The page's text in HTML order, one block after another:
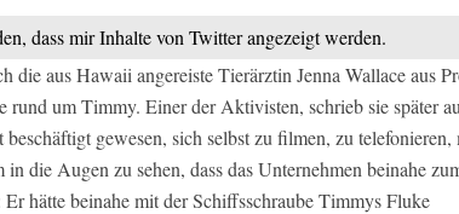
dass mir Inhalte von Twitter angezeigt werden.
die aus Hawaii angereiste Tierärztin Jenna Wallace aus
rund um Timmy. Einer der Aktivisten, schrieb sie später
beschäftigt gewesen, sich selbst zu filmen, zu telefonieren,
die Augen zu sehen, dass das Unternehmen beinahe
hätte beinahe mit der Schiffsschraube Timmys Fluke